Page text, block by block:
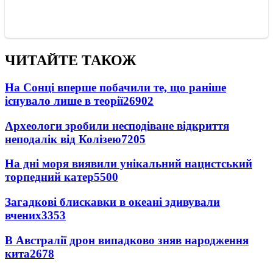
ЧИТАЙТЕ ТАКОЖ
На Сонці вперше побачили те, що раніше
існувало лише в теорії26902
Археологи зробили несподіване відкриття
неподалік від Колізею7205
На дні моря виявили унікальний нацистський
торпедний катер5500
Загадкові блискавки в океані здивували
вчених3353
В Австралії дрон випадково зняв народження
кита2678